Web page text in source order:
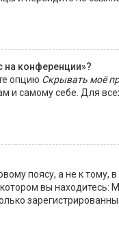
на конференции»?
опцию Скрывать моё
и самому себе. Для
поясу, а не к тому,
вы находитесь: